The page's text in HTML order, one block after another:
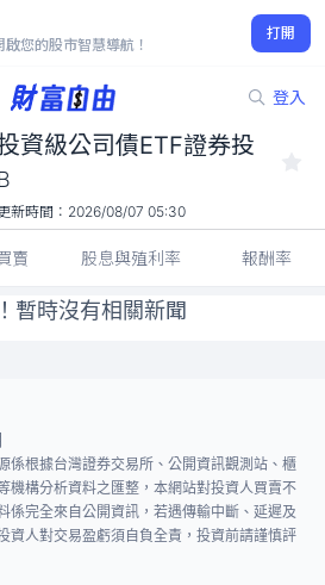
您的股市智慧導航！
打開
登入
司債ETF證券投資信託基金 00957B
-0.89%
資級公司債ETF證券投
新時間： 2026/08/07 05:30
賣 股息與殖利率 報酬率
暫時沒有相關新聞
係根據台灣證券交易所、公開資訊觀測站、櫃
機構分析資料之匯整，本網站對投資人買賣不
係完全來自公開資訊，若遇傳輸中斷、延遲及
資人對交易盈虧須自負全責，投資前請謹慎評